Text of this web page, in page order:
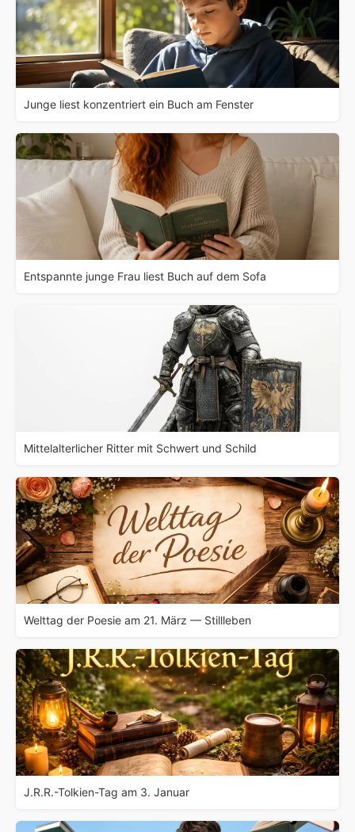
Junge liest konzentriert ein Buch am Fenster
Entspannte junge Frau liest Buch auf dem Sofa
Mittelalterlicher Ritter mit Schwert und Schild
Welttag der Poesie am 21. März — Stillleben
J.R.R.-Tolkien-Tag am 3. Januar